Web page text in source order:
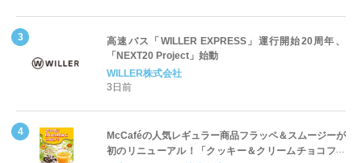
高速バス「WILLER EXPRESS」運行開始20周年、
「NEXT20 Project」始動
WILLER株式会社
3日前
McCaféの人気レギュラー商品フラッペ＆スムージーが
初のリニューアル！「クッキー＆クリームチョコフラ